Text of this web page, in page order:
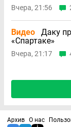
Вчера, 21:56
Видео
Даку
«Спартаке»
Вчера, 21:17
Архив О нас